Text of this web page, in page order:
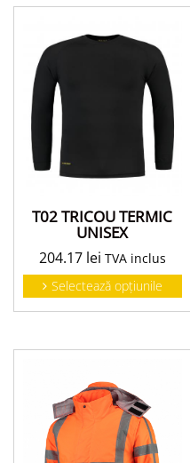
T02 TRICOU TERMIC
UNISEX
204.17 lei TVA inclus
Selectează opțiunile